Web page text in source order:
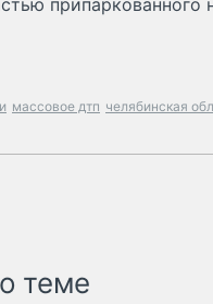
припаркованного
массовое дтп челябинская
теме